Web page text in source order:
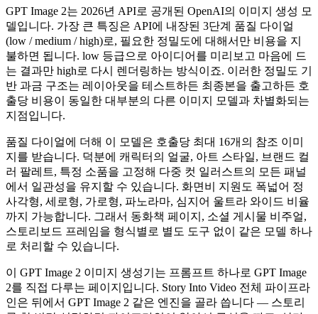
GPT Image 2는 2026년 API로 공개된 OpenAI의 이미지 생성 모
델입니다. 가장 큰 특징은 API에 내장된 3단계 품질 다이얼
(low / medium / high)로, 필요한 정밀도에 대해서만 비용을 지
불하면 됩니다. low 등급으로 아이디어를 미리보고 마음에 드
는 결과만 high로 다시 렌더링하는 방식이죠. 이러한 정밀도 기
반 과금 구조는 레이아웃을 테스트하든 최종본을 출고하든 호
출당 비용이 동일한 대부분의 다른 이미지 모델과 차별화되는
지점입니다.
품질 다이얼에 더해 이 모델은 호출당 최대 16개의 참조 이미
지를 받습니다. 덕분에 캐릭터의 얼굴, 아트 스타일, 브랜드 컬
러 팔레트, 특정 소품을 고정해 다중 컷 일러스트의 모든 패널
에서 일관성을 유지할 수 있습니다. 화면비 지원도 폭넓어 정
사각형, 세로형, 가로형, 파노라마, 심지어 울트라 와이드 비율
까지 가능합니다. 그래서 동화책 페이지, 소셜 게시물 비주얼,
스토리보드 프레임을 형식별로 별도 도구 없이 같은 모델 하나
로 처리할 수 있습니다.
이 GPT Image 2 이미지 생성기는 프롬프트 하나로 GPT Image
2를 직접 다루는 페이지입니다. Story Into Video 전체 파이프라
인은 뒤에서 GPT Image 2 같은 엔진을 골라 씁니다 — 스토리